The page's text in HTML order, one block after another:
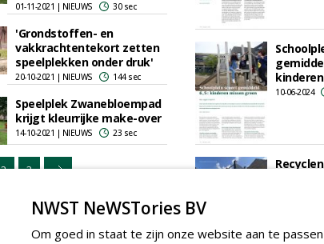
01-11-2021 | NIEUWS 30 sec
'Grondstoffen- en
vakkrachtentekort zetten
speelplekken onder druk'
20-10-2021 | NIEUWS 144 sec
Speelplek Zwanebloempad
krijgt kleurrijke make-over
14-10-2021 | NIEUWS 23 sec
2 3
10-06-2024
NWST NeWSTories BV
Om goed in staat te zijn onze website aan te